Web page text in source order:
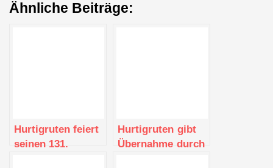
Ähnliche Beiträge:
Hurtigruten feiert
seinen 131.
Hurtigruten gibt
Übernahme durch